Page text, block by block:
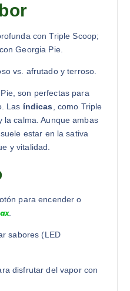
con Triple Scoop;
Georgia Pie.
vs. afrutado y terroso.
son perfectas para
Las índicas, como Triple
la calma. Aunque ambas
estar en la sativa
y vitalidad.
para encender o
.
sabores (LED
disfrutar del vapor con